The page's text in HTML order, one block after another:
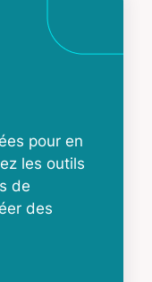
pour en
les outils
de
des